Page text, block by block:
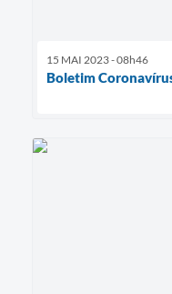
15 MAI 2023 - 08h46
Boletim